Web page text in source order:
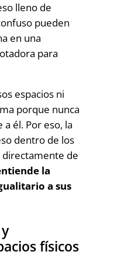
lleno de
pueden
en una
para
espacios ni
porque nunca
él. Por eso, la
dentro de los
directamente de
la
a sus
físicos